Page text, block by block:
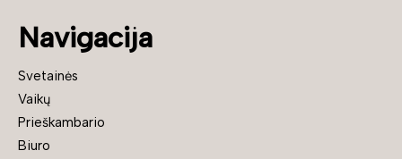
Navigacija
Svetainės
Vaikų
Prieškambario
Biuro